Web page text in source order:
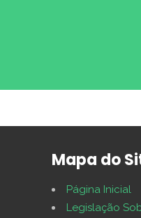
Mapa do
Página Inicial
Legislação